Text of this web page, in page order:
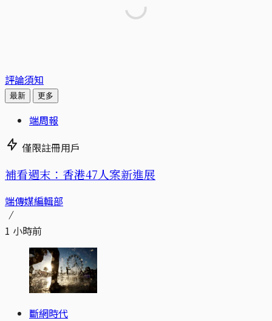
評論須知
最新 更多
端周報
僅限註冊用戶
補看週末：香港47人案新進展
端傳媒編輯部
1 小時前
斷網時代